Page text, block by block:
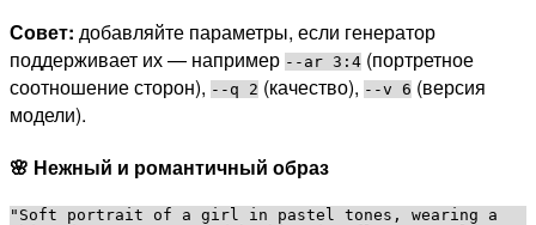
Совет: добавляйте параметры, если генератор
поддерживает их — например --ar 3:4 (портретное
соотношение сторон), --q 2 (качество), --v 6 (версия
модели).
🌸 Нежный и романтичный образ
"Soft portrait of a girl in pastel tones, wearing a